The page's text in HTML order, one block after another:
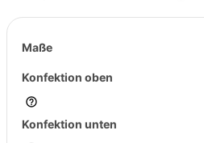
Maße
Konfektion oben
Konfektion unten